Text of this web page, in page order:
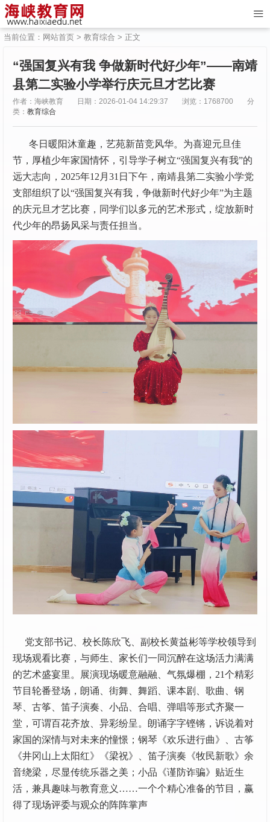
当前位置： 网站首页 > 教育综合 > 正文
“强国复兴有我 争做新时代好少年”——南靖
县第二实验小学举行庆元旦才艺比赛
作者：海峡教育 日期：2026-01-04 14:29:37 浏览：1768700
分
类： 教育综合
冬日暖阳沐童趣，艺苑新苗竞风华。为喜迎元旦佳
节，厚植少年家国情怀，引导学子树立“强国复兴有我”的
远大志向，2025年12月31日下午，南靖县第二实验小学党
支部组织了以“强国复兴有我，争做新时代好少年”为主题
的庆元旦才艺比赛，同学们以多元的艺术形式，绽放新时
代少年的昂扬风采与责任担当。
党支部书记、校长陈欣飞、副校长黄益彬等学校领导到
现场观看比赛，与师生、家长们一同沉醉在这场活力满满
的艺术盛宴里。展演现场暖意融融、气氛爆棚，21个精彩
节目轮番登场，朗诵、街舞、舞蹈、课本剧、歌曲、钢
琴、古筝、笛子演奏、小品、合唱、弹唱等形式齐聚一
堂，可谓百花齐放、异彩纷呈。朗诵字字铿锵，诉说着对
家国的深情与对未来的憧憬；钢琴《欢乐进行曲》、古筝
《井冈山上太阳红》《梁祝》、笛子演奏《牧民新歌》余
音绕梁，尽显传统乐器之美；小品《谨防诈骗》贴近生
活，兼具趣味与教育意义……一个个精心准备的节目，赢
得了现场评委与观众的阵阵掌声